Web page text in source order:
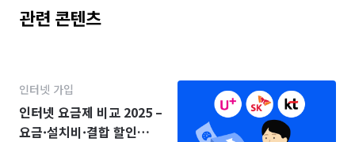
관련 콘텐츠
인터넷 가입
인터넷 요금제 비교 2025 –
요금·설치비·결합 할인